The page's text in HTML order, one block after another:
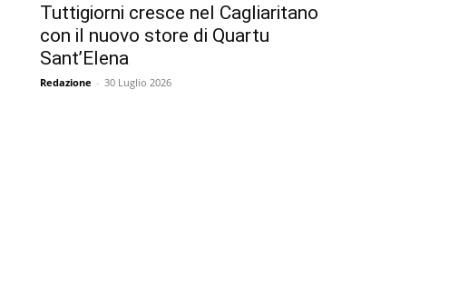
Tuttigiorni cresce nel Cagliaritano
con il nuovo store di Quartu
Sant’Elena
Redazione - 30 Luglio 2026